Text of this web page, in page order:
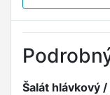
Šalát hlávkový